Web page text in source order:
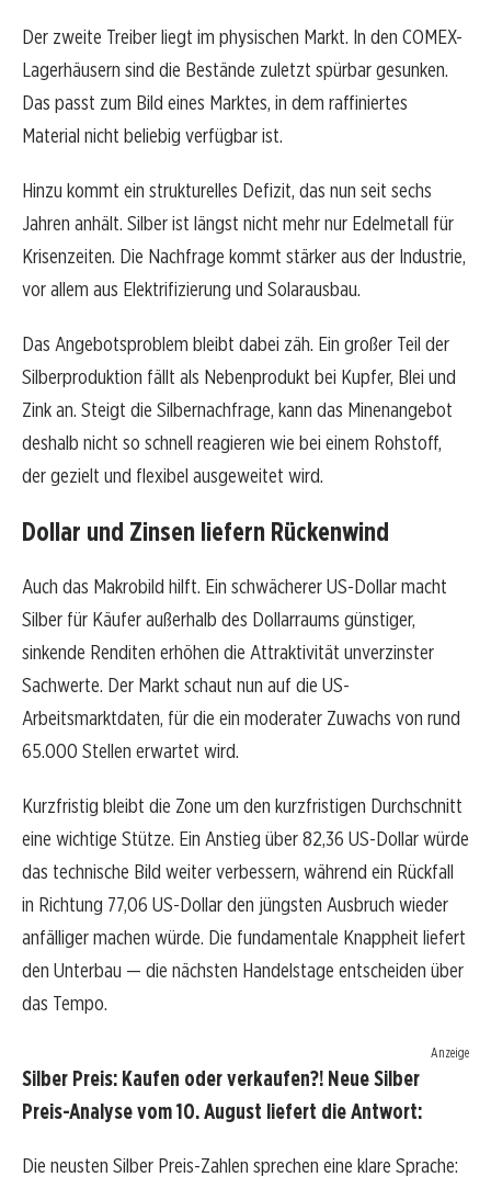
Der zweite Treiber liegt im physischen Markt. In den COMEX-
Lagerhäusern sind die Bestände zuletzt spürbar gesunken.
Das passt zum Bild eines Marktes, in dem raffiniertes
Material nicht beliebig verfügbar ist.
Hinzu kommt ein strukturelles Defizit, das nun seit sechs
Jahren anhält. Silber ist längst nicht mehr nur Edelmetall für
Krisenzeiten. Die Nachfrage kommt stärker aus der Industrie,
vor allem aus Elektrifizierung und Solarausbau.
Das Angebotsproblem bleibt dabei zäh. Ein großer Teil der
Silberproduktion fällt als Nebenprodukt bei Kupfer, Blei und
Zink an. Steigt die Silbernachfrage, kann das Minenangebot
deshalb nicht so schnell reagieren wie bei einem Rohstoff,
der gezielt und flexibel ausgeweitet wird.
Dollar und Zinsen liefern Rückenwind
Auch das Makrobild hilft. Ein schwächerer US-Dollar macht
Silber für Käufer außerhalb des Dollarraums günstiger,
sinkende Renditen erhöhen die Attraktivität unverzinster
Sachwerte. Der Markt schaut nun auf die US-
Arbeitsmarktdaten, für die ein moderater Zuwachs von rund
65.000 Stellen erwartet wird.
Kurzfristig bleibt die Zone um den kurzfristigen Durchschnitt
eine wichtige Stütze. Ein Anstieg über 82,36 US-Dollar würde
das technische Bild weiter verbessern, während ein Rückfall
in Richtung 77,06 US-Dollar den jüngsten Ausbruch wieder
anfälliger machen würde. Die fundamentale Knappheit liefert
den Unterbau — die nächsten Handelstage entscheiden über
das Tempo.
Anzeige
Silber Preis: Kaufen oder verkaufen?! Neue Silber
Preis-Analyse vom 10. August liefert die Antwort:
Die neusten Silber Preis-Zahlen sprechen eine klare Sprache: